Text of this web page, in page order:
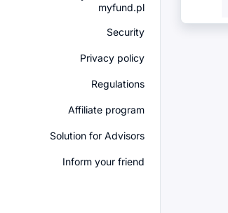
myfund.pl
Security
Privacy policy
Regulations
Affiliate program
Solution for Advisors
Inform your friend